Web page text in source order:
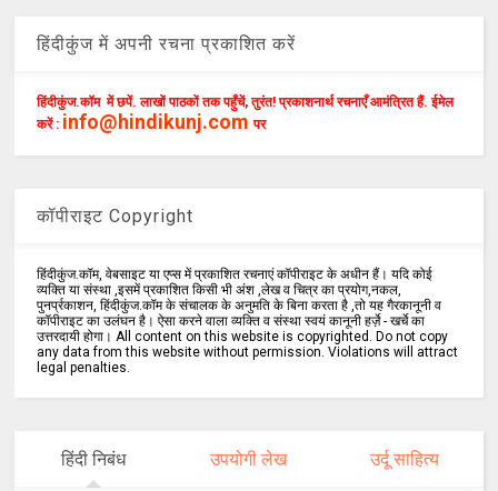
हिंदीकुंज में अपनी रचना प्रकाशित करें
हिंदीकुंज.कॉम में छपें. लाखों पाठकों तक पहुँचें, तुरंत! प्रकाशनार्थ रचनाएँ आमंत्रित हैं. ईमेल
करें : info@hindikunj.com पर
कॉपीराइट Copyright
हिंदीकुंज.कॉम, वेबसाइट या एप्स में प्रकाशित रचनाएं कॉपीराइट के अधीन हैं। यदि कोई
व्यक्ति या संस्था ,इसमें प्रकाशित किसी भी अंश ,लेख व चित्र का प्रयोग,नकल,
पुनर्प्रकाशन, हिंदीकुंज.कॉम के संचालक के अनुमति के बिना करता है ,तो यह गैरकानूनी व
कॉपीराइट का उलंघन है। ऐसा करने वाला व्यक्ति व संस्था स्वयं कानूनी हर्ज़े - खर्चे का
उत्तरदायी होगा। All content on this website is copyrighted. Do not copy
any data from this website without permission. Violations will attract
legal penalties.
हिंदी निबंध उपयोगी लेख उर्दू साहित्य